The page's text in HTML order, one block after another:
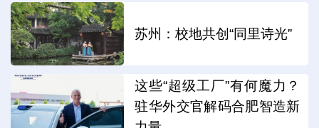
苏州：校地共创“同里诗光”
这些“超级工厂”有何魔力？
驻华外交官解码合肥智造新